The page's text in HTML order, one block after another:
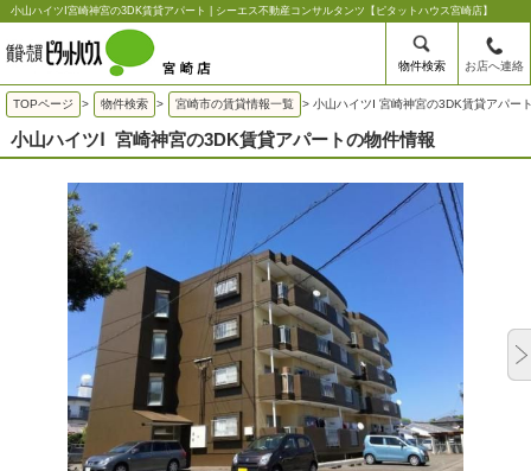
小山ハイツⅠ宮崎神宮の3DK賃貸アパート | シーエス不動産コンサルタンツ【ピタットハウス宮崎店】
物件検索 お店へ連絡
TOPページ > 物件検索 > 宮崎市の賃貸情報一覧 > 小山ハイツⅠ 宮崎神宮の3DK賃貸アパー
小山ハイツⅠ 宮崎神宮の3DK賃貸アパートの物件情報